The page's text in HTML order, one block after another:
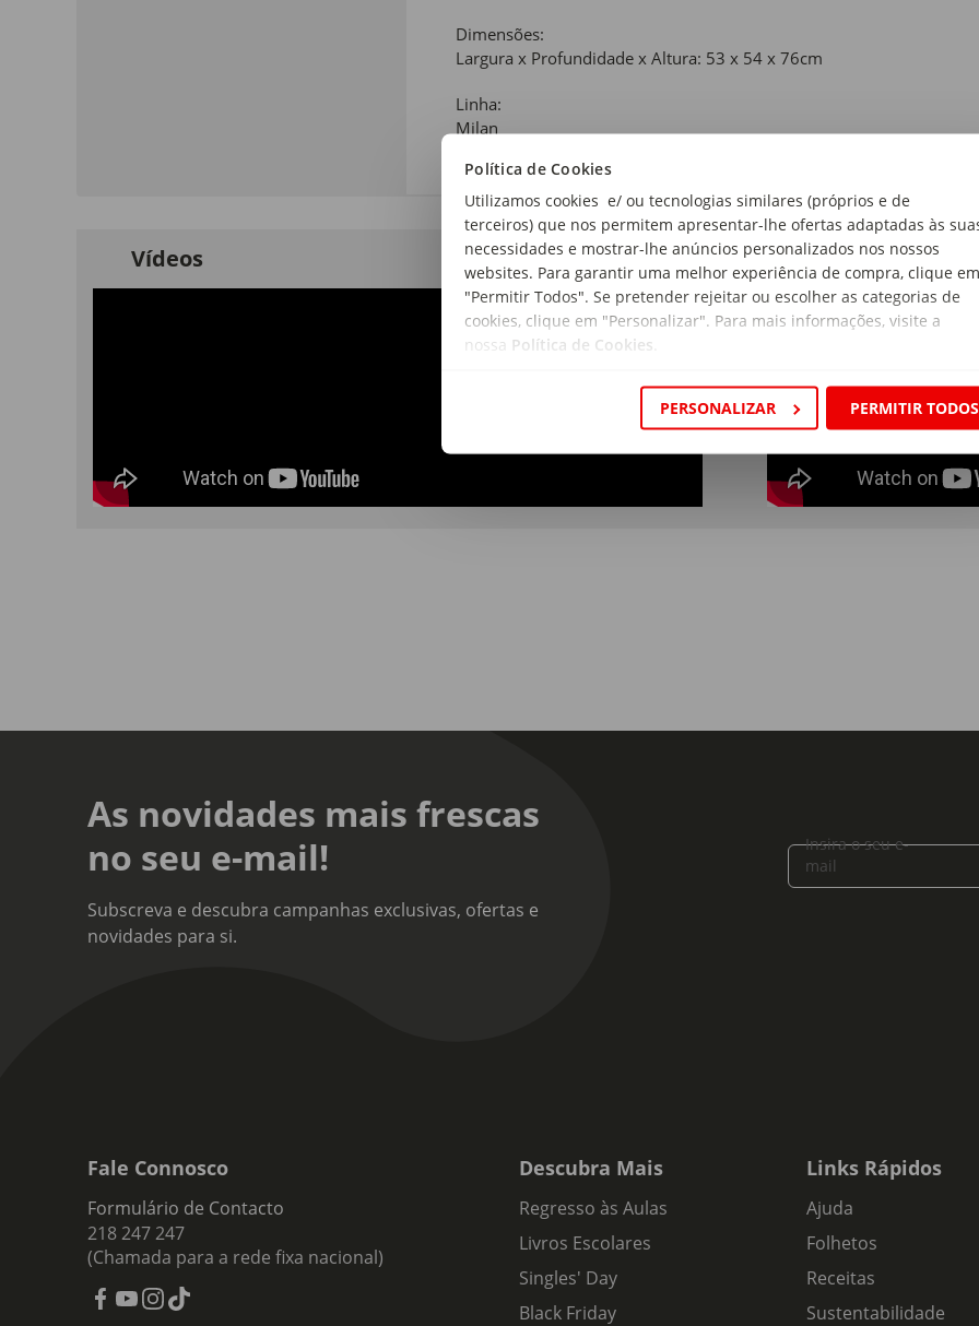
Política de Cookies
Utilizamos cookies e/ ou tecnologias similares (próprios e de
terceiros) que nos permitem apresentar-lhe ofertas adaptadas às
necessidades e mostrar-lhe anúncios personalizados nos nossos
websites. Para garantir uma melhor experiência de compra, clique em
"Permitir Todos". Se pretender rejeitar ou escolher as categorias de
cookies, clique em "Personalizar". Para mais informações, visite a
nossa Política de Cookies
PERSONALIZAR PERMITIR TODOS
Dimensões:
Largura x Profundidade x Altura: 53 x 54 x 76cm
Linha:
Milan
Vídeos
As novidades mais frescas
no seu e-mail!
Subscreva e descubra campanhas exclusivas, ofertas e
novidades para si.
Insira o seu e-
mail
Fale Connosco
Formulário de Contacto
218 247 247
(Chamada para a rede fixa nacional)
Descubra Mais
Regresso às Aulas
Livros Escolares
Singles' Day
Black Friday
Links Rápidos
Ajuda
Folhetos
Receitas
Sustentabilidade